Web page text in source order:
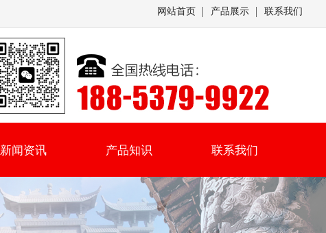
网站首页 产品展示 联系我们
新闻资讯 产品知识 联系我们